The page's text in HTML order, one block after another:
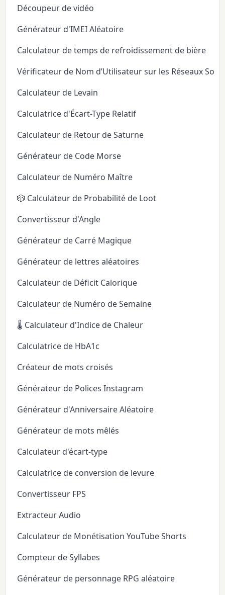
Découpeur de vidéo
Générateur d'IMEI Aléatoire
Calculateur de temps de refroidissement de bière
Vérificateur de Nom d’Utilisateur sur les Réseaux
Calculateur de Levain
Calculatrice d'Écart-Type Relatif
Calculateur de Retour de Saturne
Générateur de Code Morse
Calculateur de Numéro Maître
🎲 Calculateur de Probabilité de Loot
Convertisseur d'Angle
Générateur de Carré Magique
Générateur de lettres aléatoires
Calculateur de Déficit Calorique
Calculateur de Numéro de Semaine
🌡️ Calculateur d'Indice de Chaleur
Calculatrice de HbA1c
Créateur de mots croisés
Générateur de Polices Instagram
Générateur d'Anniversaire Aléatoire
Générateur de mots mêlés
Calculateur d'écart-type
Calculatrice de conversion de levure
Convertisseur FPS
Extracteur Audio
Calculateur de Monétisation YouTube Shorts
Compteur de Syllabes
Générateur de personnage RPG aléatoire